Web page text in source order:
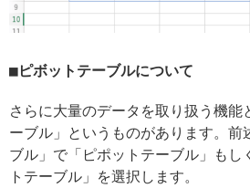
ピボットテーブルについて
さらに大量のデータを取り扱う機能
ーブル」というものがあります。
ブル」で「ピポットテーブル」もし
トテーブル」を選択します。